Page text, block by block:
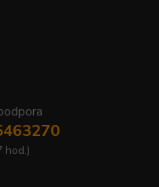
hod.)